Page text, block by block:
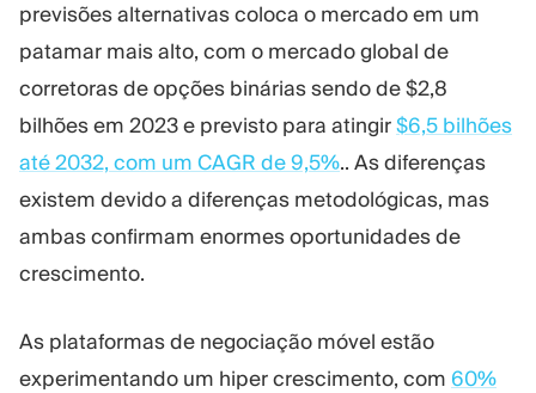
previsões alternativas coloca o mercado em um
patamar mais alto, com o mercado global de
corretoras de opções binárias sendo de $2,8
bilhões em 2023 e previsto para atingir$6,5 bilhões
até 2032, com um CAGR de 9,5%.. As diferenças
existem devido a diferenças metodológicas, mas
ambas confirmam enormes oportunidades de
crescimento.
As plataformas de negociação móvel estão
experimentando um hiper crescimento, com 60%